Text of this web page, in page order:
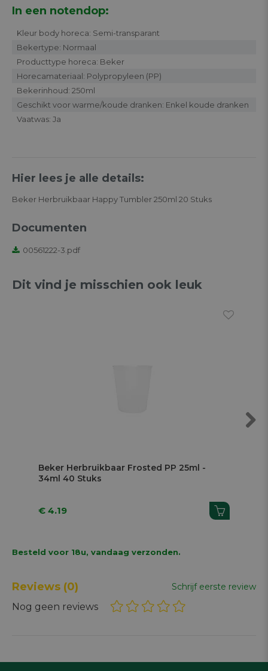
In een notendop:
Kleur body horeca: Semi-transparant
Bekertype: Normaal
Producttype horeca: Beker
Horecamateriaal: Polypropyleen (PP)
Bekerinhoud: 250ml
Geschikt voor warme/koude dranken: Enkel koude dranken
Vaatwas: Ja
Hier lees je alle details:
Beker Herbruikbaar Happy Tumbler 250ml 20 Stuks
Documenten
00561222-3.pdf
Dit vind je misschien ook leuk
Beker Herbruikbaar Frosted PP 25ml -
34ml 40 Stuks
€ 4.19
Besteld voor 18u, vandaag verzonden.
Reviews (0) Schrijf eerste review
Nog geen reviews